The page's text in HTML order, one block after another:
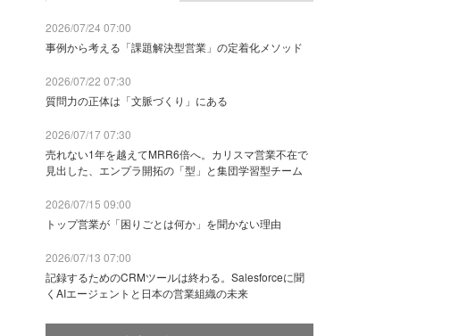
2026/07/24 07:00
事例から考える「課題解決型営業」の定着化メソッド
2026/07/22 07:30
質問力の正体は「文脈づくり」にある
2026/07/17 07:30
売れない1年を越えてMRR6倍へ。カリスマ営業不在で
見出した、エンプラ開拓の「型」と集団学習型チーム
2026/07/15 09:00
トップ営業が「困りごとは何か」を聞かない理由
2026/07/13 07:00
記録するためのCRMツールは終わる。Salesforceに聞
くAIエージェントと日本の営業組織の未来